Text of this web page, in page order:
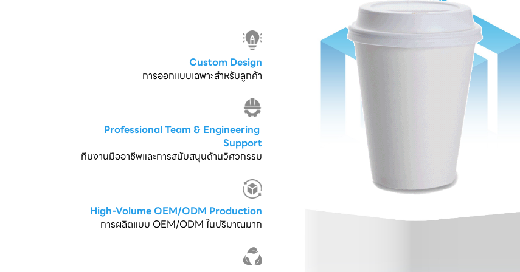
Custom Design
การออกแบบเฉพาะสำหรับลูกค้า
Professional Team & Engineering
Support
ทีมงานมืออาชีพและการสนับสนุนด้านวิศวกรรม
High-Volume OEM/ODM Production
การผลิตแบบ OEM/ODM ในปริมาณมาก